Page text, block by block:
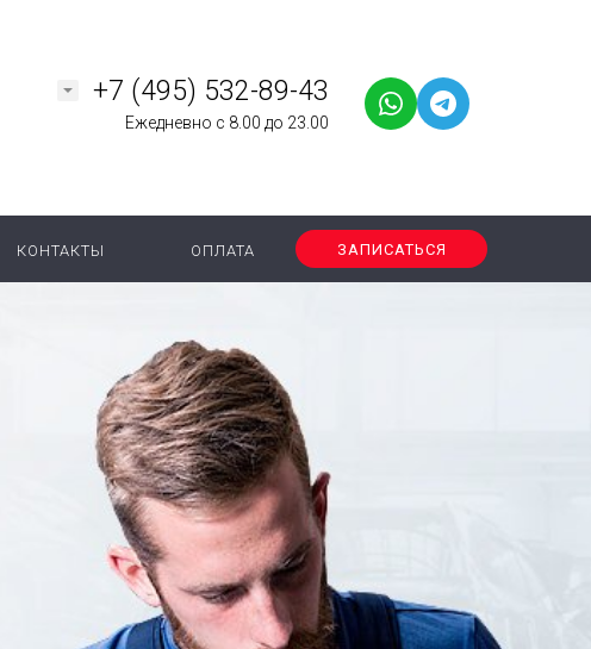
+7 (495) 532-89-43
Ежедневно с 8.00 до 23.00
КОНТАКТЫ ОПЛАТА ЗАПИСАТЬСЯ